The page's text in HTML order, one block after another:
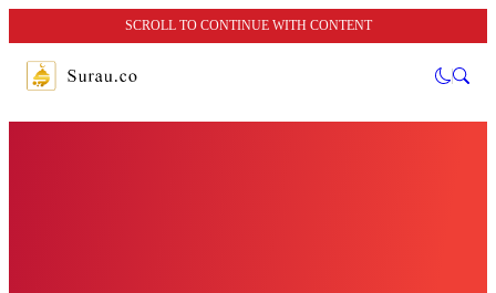
SCROLL TO CONTINUE WITH CONTENT